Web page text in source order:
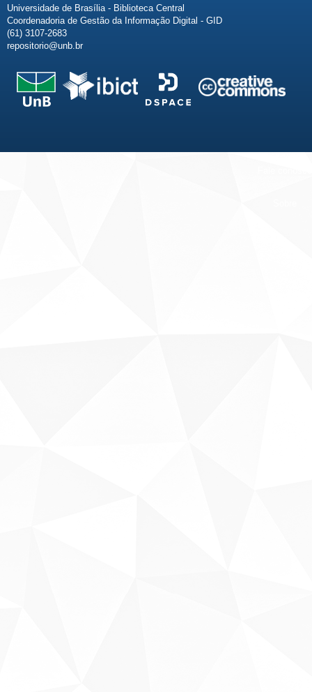
Universidade de Brasília - Biblioteca Central
Coordenadoria de Gestão da Informação Digital - GID
(61) 3107-2683
repositorio@unb.br